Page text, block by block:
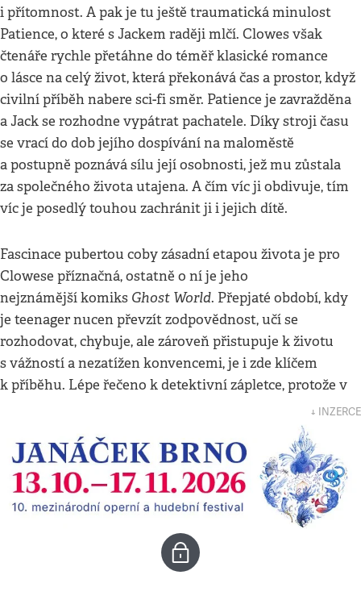
i přítomnost. A pak je tu ještě traumatická minulost
Patience, o které s Jackem raději mlčí. Clowes však
čtenáře rychle přetáhne do téměř klasické romance
o lásce na celý život, která překonává čas a prostor, když
civilní příběh nabere sci-fi směr. Patience je zavražděna
a Jack se rozhodne vypátrat pachatele. Díky stroji času
se vrací do dob jejího dospívání na maloměstě
a postupně poznává sílu její osobnosti, jež mu zůstala
za společného života utajena. A čím víc ji obdivuje, tím
víc je posedlý touhou zachránit ji i jejich dítě.
Fascinace pubertou coby zásadní etapou života je pro
Clowese příznačná, ostatně o ní je jeho
nejznámější komiks Ghost World. Přepjaté období, kdy
je teenager nucen převzít zodpovědnost, učí se
rozhodovat, chybuje, ale zároveň přistupuje k životu
s vážností a nezatížen konvencemi, je i zde klíčem
k příběhu. Lépe řečeno k detektivní zápletce, protože v
↓ INZERCE